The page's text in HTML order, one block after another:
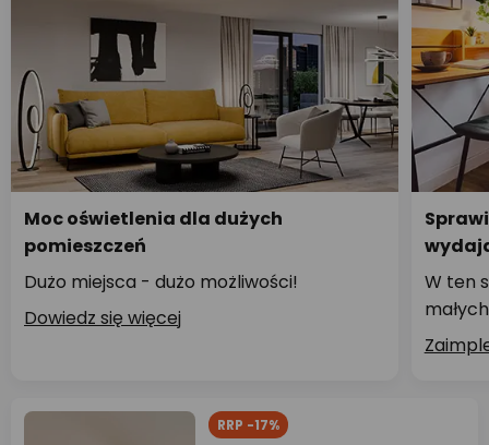
Moc oświetlenia dla dużych
pomieszczeń
Dużo miejsca - dużo możliwości!
Dowiedz się więcej
W ten
RRP -17%